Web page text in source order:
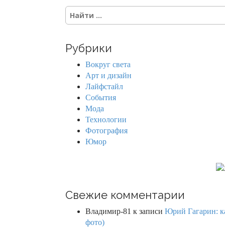
S
e
c
Рубрики
Вокруг света
Арт и дизайн
Лайфстайл
События
Мода
Технологии
Фотография
Юмор
Свежие комментарии
Владимир-81 к записи Юрий Гагарин:
фото)